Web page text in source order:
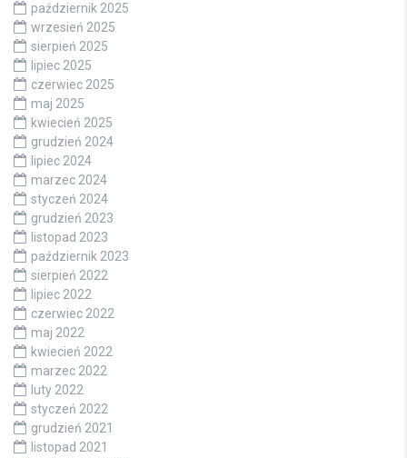
październik 2025
wrzesień 2025
sierpień 2025
lipiec 2025
czerwiec 2025
maj 2025
kwiecień 2025
grudzień 2024
lipiec 2024
marzec 2024
styczeń 2024
grudzień 2023
listopad 2023
październik 2023
sierpień 2022
lipiec 2022
czerwiec 2022
maj 2022
kwiecień 2022
marzec 2022
luty 2022
styczeń 2022
grudzień 2021
listopad 2021